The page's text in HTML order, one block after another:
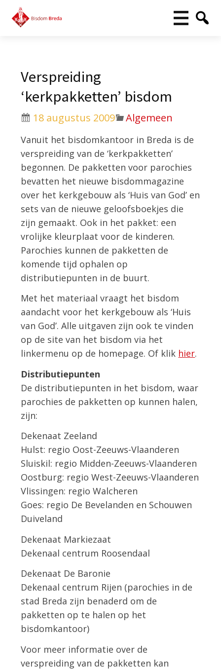
Verspreiding
‘kerkpakketten’ bisdom
18 augustus 2009 Algemeen
Vanuit het bisdomkantoor in Breda is de
verspreiding van de ‘kerkpakketten’
begonnen. De pakketten voor parochies
bevatten het nieuwe bisdommagazine
over het kerkgebouw als ‘Huis van God’ en
sets van de nieuwe geloofsboekjes die
zijn gemaakt. Ook in het pakket: een
vrolijke kleurplaat voor de kinderen.
Parochies kunnen de pakketten de
komende tijd ophalen op
distributiepunten in de buurt.
Met het materiaal vraagt het bisdom
aandacht voor het kerkgebouw als ‘Huis
van God’. Alle uitgaven zijn ook te vinden
op de site van het bisdom via het
linkermenu op de homepage. Of klik hier.
Distributiepunten
De distributiepunten in het bisdom, waar
parochies de pakketten op kunnen halen,
zijn:
Dekenaat Zeeland
Hulst: regio Oost-Zeeuws-Vlaanderen
Sluiskil: regio Midden-Zeeuws-Vlaanderen
Oostburg: regio West-Zeeuws-Vlaanderen
Vlissingen: regio Walcheren
Goes: regio De Bevelanden en Schouwen
Duiveland
Dekenaat Markiezaat
Dekenaal centrum Roosendaal
Dekenaat De Baronie
Dekenaal centrum Rijen (parochies in de
stad Breda zijn benaderd om de
pakketten op te halen op het
bisdomkantoor)
Voor meer informatie over de
verspreiding van de pakketten kan